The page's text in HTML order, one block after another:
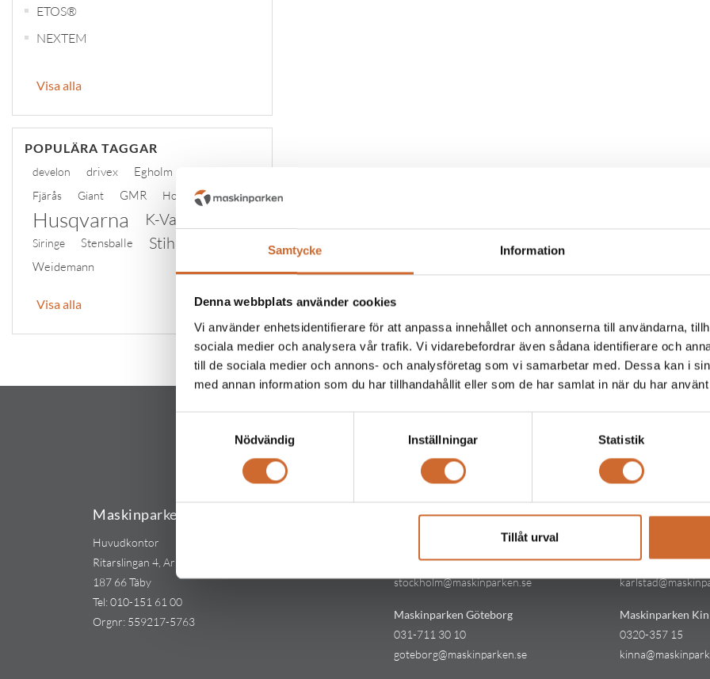
Samtycke Information
Denna webbplats använder cookies
Vi använder enhetsidentifierare för att anpassa innehållet och annonserna till användarna,
sociala medier och analysera vår trafik. Vi vidarebefordrar även sådana identifierare och
till de sociala medier och annons- och analysföretag som vi samarbetar med. Dessa kan i
med annan information som du har tillhandahållit eller som de har samlat in när du har
Nödvändig
Inställningar Statistik
Tillåt urval
ETOS®
NEXTEM
Visa alla
POPULÄRA TAGGAR
develon drivex Egholm
Fjärås Giant GMR Honda
Husqvarna K-Vagnen
Siringe Stensballe Stihl
Weidemann
Visa alla
Maskinparken Sverige AB
Huvudkontor
Ritarslingan 4, Arninge Industriområde
187 66 Täby
Tel:010-151 61 00
Orgnr: 559217-5763
Kontakt
Maskinparken Stockholm
08-544 433 80
stockholm@maskinparken.se
Maskinparken Göteborg
031-711 30 10
goteborg@maskinparken.se
Kontakt
054-53 43 00
Maskinparken
0320-357 15